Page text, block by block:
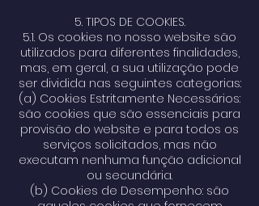
5. TIPOS DE COOKIES.
5.1. Os cookies no nosso website são
utilizados para diferentes finalidades,
mas, em geral, a sua utilização pode
ser dividida nas seguintes categorias:
(a) Cookies Estritamente Necessários:
são cookies que são essenciais para
provisão do website e para todos os
serviços solicitados, mas não
executam nenhuma função adicional
ou secundária.
(b) Cookies de Desempenho: são